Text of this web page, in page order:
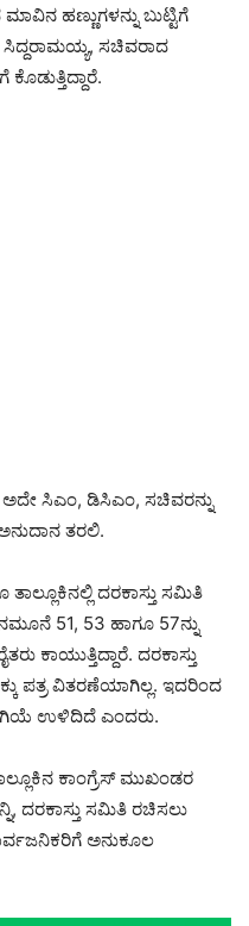
ಹಣ್ಣುಗಳನ್ನು ಬುಟ್ಟಿಗೆ
ಸಚಿವರಾದ
ಸಿಎಂ, ಡಿಸಿಎಂ, ಸಚಿವರನ್ನು
ತರಲಿ.
ದರಕಾಸ್ತು ಸಮಿತಿ
51, 53 ಹಾಗೂ 57ನ್ನು
ಕಾಯುತ್ತಿದ್ದಾರೆ. ದರಕಾಸ್ತು
ಪತ್ರ ವಿತರಣೆಯಾಗಿಲ್ಲ. ಇದರಿಂದ
ಉಳಿದಿದೆ ಎಂದರು.
ಕಾಂಗ್ರೆಸ್ ಮುಖಂಡರ
ದರಕಾಸ್ತು ಸಮಿತಿ ರಚಿಸಲು
ಅನುಕೂಲ